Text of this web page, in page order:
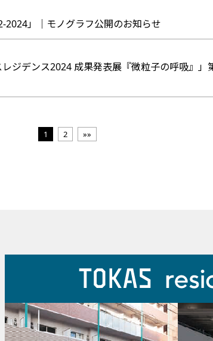
」｜モノグラフ公開のお知らせ
レジデンス2024 成果発表展『微粒子の呼吸』
1 2 »»